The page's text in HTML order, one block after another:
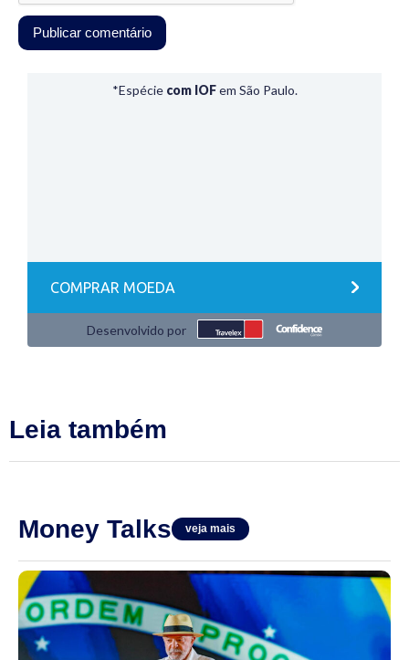
Leia também
Money Talks veja mais